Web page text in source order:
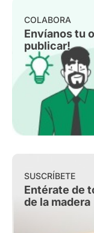
COLABORA
Envíanos tu
publicar!
SUSCRÍBETE
Entérate de
de la madera